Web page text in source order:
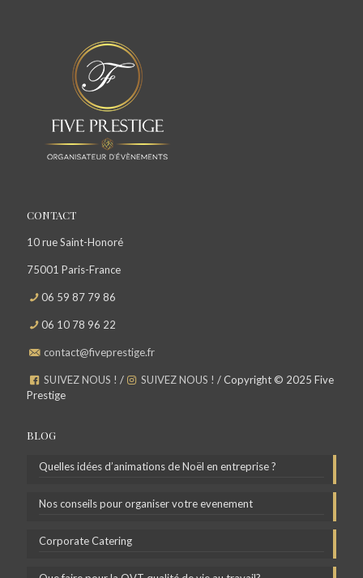
CONTACT
10 rue Saint-Honoré
75001 Paris-France
06 59 87 79 86
06 10 78 96 22
contact@fiveprestige.fr
SUIVEZ NOUS ! / SUIVEZ NOUS ! / Copyright © 2025 Five
Prestige
BLOG
Quelles idées d’animations de Noël en entreprise ?
Nos conseils pour organiser votre evenement
Corporate Catering